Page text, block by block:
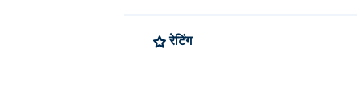
रेटिंग